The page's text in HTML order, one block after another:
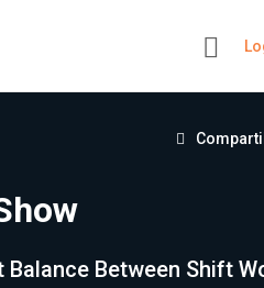
Balance Between Shift